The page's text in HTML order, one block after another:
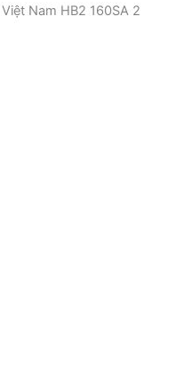
Nam HB2 160SA 2